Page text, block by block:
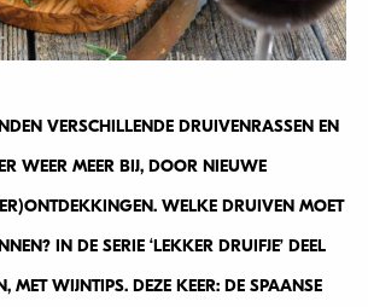
VERSCHILLENDE DRUIVENRASSEN EN
WEER MEER BIJ, DOOR NIEUWE
WELKE DRUIVEN MOET
IN DE SERIE ‘LEKKER DRUIFJE’ DEEL
MET WIJNTIPS. DEZE KEER: DE SPAANSE